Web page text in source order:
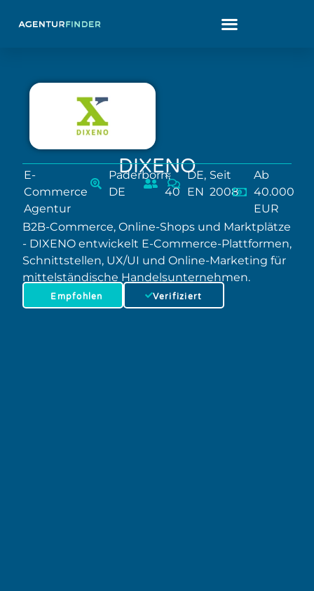
DIXENO
E-
Commerce
Agentur
Paderborn,
DE
≈
40
DE,
EN
Seit
2008
Ab
40.000
EUR
B2B-Commerce, Online-Shops und Marktplätze
- DIXENO entwickelt E-Commerce-Plattformen,
Schnittstellen, UX/UI und Online-Marketing für
mittelständische Handelsunternehmen.
Empfohlen Verifiziert